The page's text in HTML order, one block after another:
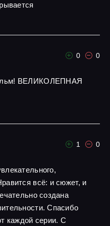
0 0
ВЕЛИКОЛЕПНАЯ
1 0
всё: и сюжет, и
создана
Спасибо
каждой серии. С